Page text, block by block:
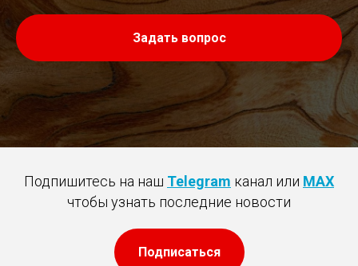
Задать вопрос
Подпишитесь на наш Telegram канал или MAX
чтобы узнать последние новости
Подписаться